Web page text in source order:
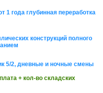
1 года глубинная переработка
конструкций полного
5/2, дневные и ночные смены
+ кол-во складских